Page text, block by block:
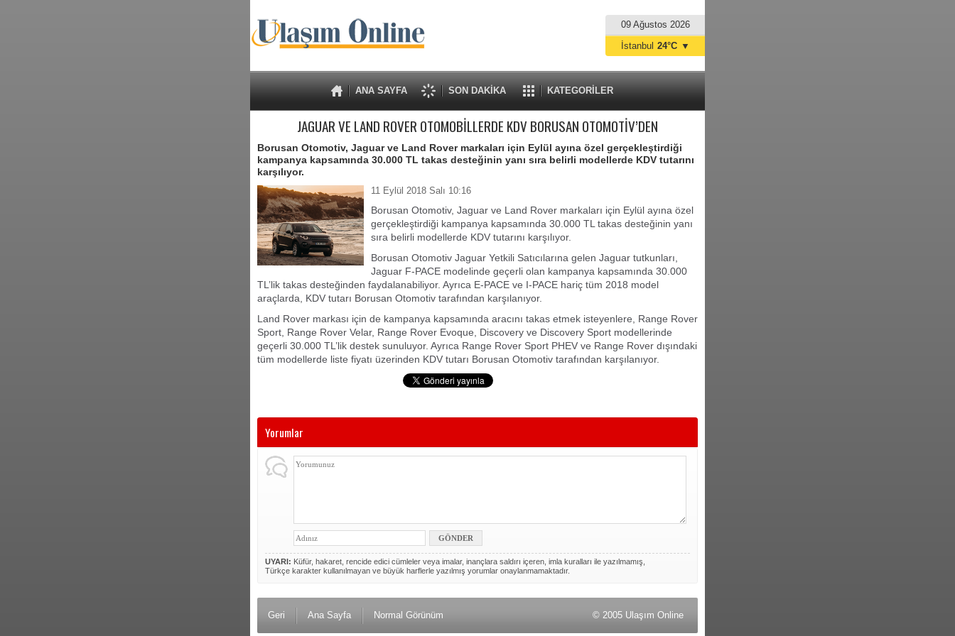
09 Ağustos 2026
ANA SAYFA SON DAKİKA KATEGORİLER
İstanbul 24°C ▼
JAGUAR VE LAND ROVER OTOMOBİLLERDE KDV BORUSAN OTOMOTİV’DEN
Borusan Otomotiv, Jaguar ve Land Rover markaları için Eylül ayına özel gerçekleştirdiği
kampanya kapsamında 30.000 TL takas desteğinin yanı sıra belirli modellerde KDV tutarını
karşılıyor.
11 Eylül 2018 Salı 10:16
Borusan Otomotiv, Jaguar ve Land Rover markaları için Eylül ayına özel
gerçekleştirdiği kampanya kapsamında 30.000 TL takas desteğinin yanı
sıra belirli modellerde KDV tutarını karşılıyor.
Borusan Otomotiv Jaguar Yetkili Satıcılarına gelen Jaguar tutkunları,
Jaguar F-PACE modelinde geçerli olan kampanya kapsamında 30.000
TL’lik takas desteğinden faydalanabiliyor. Ayrıca E-PACE ve I-PACE hariç tüm 2018 model
araçlarda, KDV tutarı Borusan Otomotiv tarafından karşılanıyor.
Land Rover markası için de kampanya kapsamında aracını takas etmek isteyenlere, Range Rover
Sport, Range Rover Velar, Range Rover Evoque, Discovery ve Discovery Sport modellerinde
geçerli 30.000 TL’lik destek sunuluyor. Ayrıca Range Rover Sport PHEV ve Range Rover dışındaki
tüm modellerde liste fiyatı üzerinden KDV tutarı Borusan Otomotiv tarafından karşılanıyor.
Yorumlar
UYARI: Küfür, hakaret, rencide edici cümleler veya imalar, inançlara saldırı içeren, imla kuralları ile yazılmamış,
Türkçe karakter kullanılmayan ve büyük harflerle yazılmış yorumlar onaylanmamaktadır.
Geri Ana Sayfa Normal Görünüm © 2005 Ulaşım Online